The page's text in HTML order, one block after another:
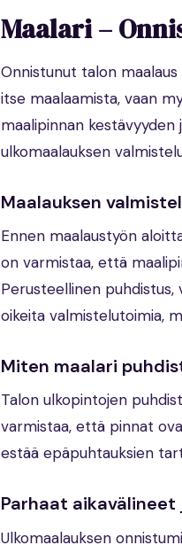
Maalari –
Onnistunut talon
itse maalaamista, vaan
maalipinnan kestävyyden
ulkomaalauksen
Maalauksen
Ennen maalaustyön
on varmistaa, että
Perusteellinen puhdistus,
oikeita valmistelutoimia,
Miten maalari
Talon ulkopintojen
varmistaa, että pinnat
estää epäpuhtauksien
Parhaat
Ulkomaalauksen